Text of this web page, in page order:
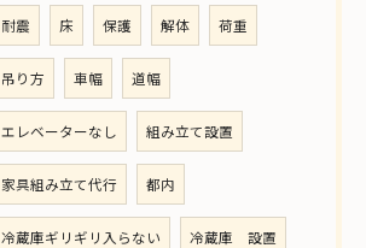
耐震 床 保護 解体 荷重
吊り方 車幅 道幅
エレベーターなし 組み立て設置
家具組み立て代行 都内
冷蔵庫ギリギリ入らない 冷蔵庫 設置